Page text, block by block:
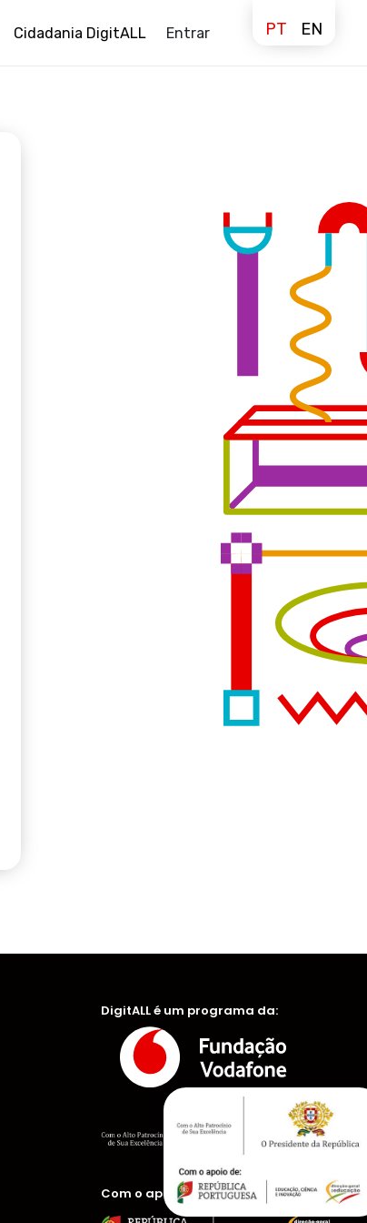
Cidadania DigitALL Entrar PT EN
DigitALL é um programa da:
Com o apoio de: